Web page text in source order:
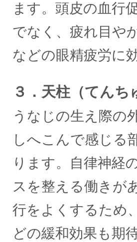
ます。頭皮の血行
でなく、疲れ目や
などの眼精疲労に
３．天柱（てんち
うなじの生え際の
しへこんで感じる
ります。自律神経
スを整える働きが
行をよくするため
どの緩和効果も期